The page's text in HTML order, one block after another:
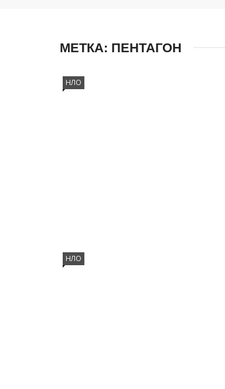
МЕТКА: ПЕНТАГОН
НЛО
НЛО